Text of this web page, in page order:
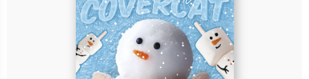
「MIND.A.DAY《閃卡系列》盲
包一卡通」全系列共8款隨機獲
得，每包可獲得隨機1款！